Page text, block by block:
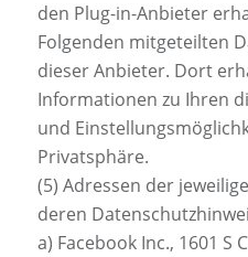
den Plug-in-Anbieter
Folgenden mitgeteilten
dieser Anbieter. Dort
Informationen zu Ihren
und
Privatsphäre.
(5) Adressen der
deren
a) Facebook Inc., 1601 S